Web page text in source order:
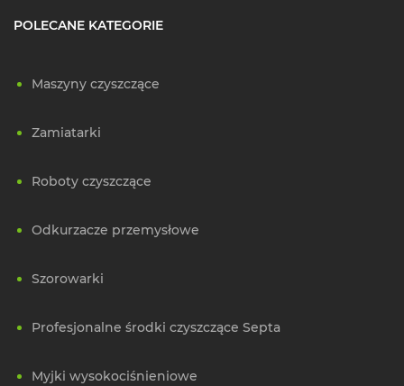
POLECANE KATEGORIE
Maszyny czyszczące
Zamiatarki
Roboty czyszczące
Odkurzacze przemysłowe
Szorowarki
Profesjonalne środki czyszczące Septa
Myjki wysokociśnieniowe